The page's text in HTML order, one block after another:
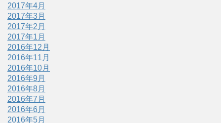
2017年4月
2017年3月
2017年2月
2017年1月
2016年12月
2016年11月
2016年10月
2016年9月
2016年8月
2016年7月
2016年6月
2016年5月